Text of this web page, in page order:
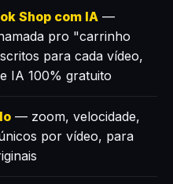
Shop com IA —
pro "carrinho
para cada vídeo,
IA 100% gratuito
— zoom, velocidade,
por vídeo, para